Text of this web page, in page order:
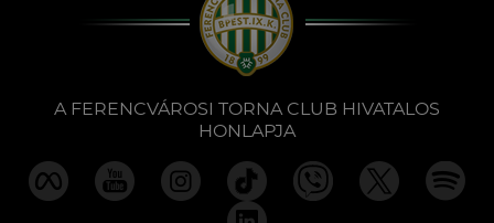
A FERENCVÁROSI TORNA CLUB HIVATALOS
HONLAPJA